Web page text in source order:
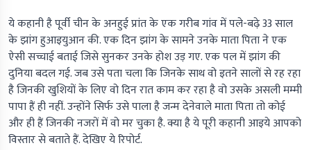
ये कहानी है पूर्वी चीन के अनहुई प्रांत के एक गरीब गांव में पले-बढ़े 33 साल
के झांग हुआइयुआन की. एक दिन झांग के सामने उनके माता पिता ने एक
ऐसी सच्चाई बताई जिसे सुनकर उनके होश उड़ गए. एक पल में झांग की
दुनिया बदल गई. जब उसे पता चला कि जिनके साथ वो इतने सालों से रह रहा
है जिनकी खुशियों के लिए वो दिन रात काम कर रहा है वो उसके असली मम्मी
पापा हैं ही नहीं. उन्होंने सिर्फ उसे पाला है जन्म देनेवाले माता पिता तो कोई
और ही हैं जिनकी नजरों में वो मर चुका है. क्या है ये पूरी कहानी आइये आपको
विस्तार से बताते हैं. देखिए ये रिपोर्ट.